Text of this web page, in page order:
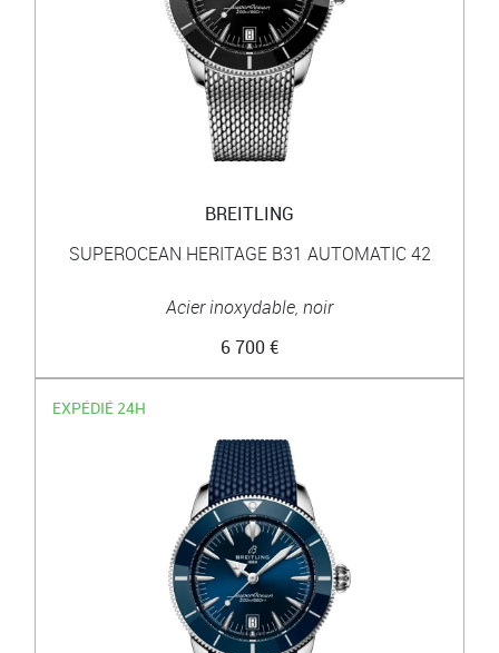
BREITLING
SUPEROCEAN HERITAGE B31 AUTOMATIC 42
Acier inoxydable, noir
6 700 €
EXPÉDIÉ 24H